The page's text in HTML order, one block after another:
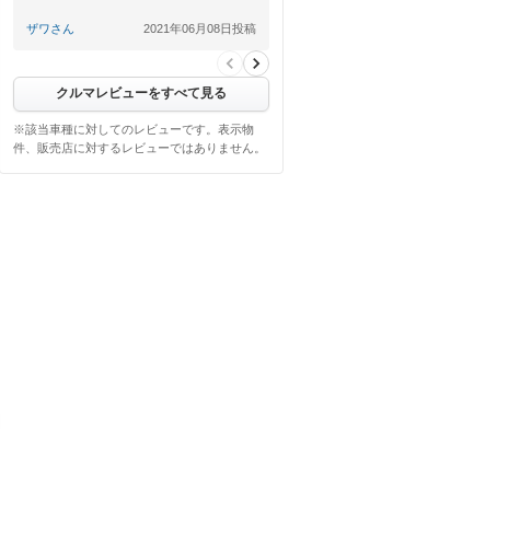
【悪い点】
ザワさん 2021年06月08日投稿
クルマレビューをすべて見る
※該当車種に対してのレビューです。表示物
件、販売店に対するレビューではありません。